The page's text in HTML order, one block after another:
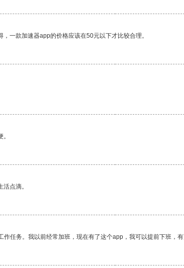
一款加速器app的价格应该在50元以下才比较合理。
点滴。
任务。我以前经常加班，现在有了这个app，我可以提前下班，有